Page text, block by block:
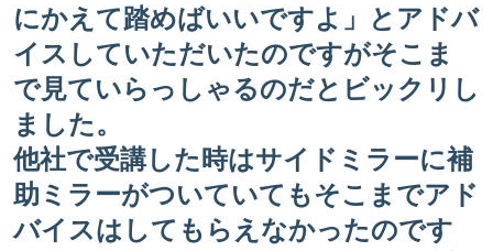
にかえて踏めばいいですよ」とアドバ
イスしていただいたのですがそこま
で見ていらっしゃるのだとビックリし
ました。
他社で受講した時はサイドミラーに補
助ミラーがついていてもそこまでアド
バイスはしてもらえなかったのです